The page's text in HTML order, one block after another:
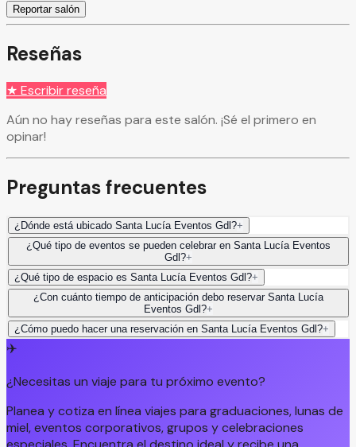
Reportar salón
Reseñas
★ Escribir reseña
Aún no hay reseñas para este salón. ¡Sé el primero en
opinar!
Preguntas frecuentes
¿Dónde está ubicado Santa Lucía Eventos Gdl?+
¿Qué tipo de eventos se pueden celebrar en Santa Lucía Eventos
Gdl?+
¿Qué tipo de espacio es Santa Lucía Eventos Gdl?+
¿Con cuánto tiempo de anticipación debo reservar Santa Lucía
Eventos Gdl?+
¿Cómo puedo hacer una reservación en Santa Lucía Eventos Gdl?+
✈️
¿Necesitas un viaje para tu próximo evento?
Planea y cotiza en línea viajes para graduaciones, lunas de
miel, eventos corporativos, grupos y celebraciones